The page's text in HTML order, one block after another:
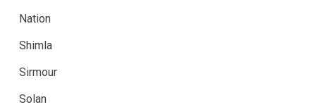
Nation
Shimla
Sirmour
Solan